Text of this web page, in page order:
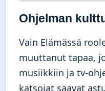
Ohjelman
Vain Elämässä
muuttanut tapaa,
musiikkiin ja tv-
katsojat saavat